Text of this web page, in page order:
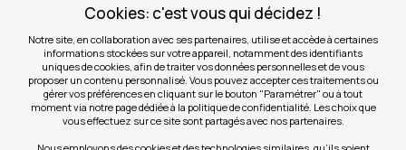
Cookies: c'est vous qui décidez !
Notre site, en collaboration avec ses partenaires, utilise et accède à certaines
informations stockées sur votre appareil, notamment des identifiants
uniques de cookies, afin de traiter vos données personnelles et de vous
proposer un contenu personnalisé. Vous pouvez accepter ces traitements ou
gérer vos préférences en cliquant sur le bouton "Paramétrer" ou à tout
moment via notre page dédiée à la politique de confidentialité. Les choix que
vous effectuez sur ce site sont partagés avec nos partenaires.
S'INSCRIRE AUX OFFRES COMMERCIALES
Inscription
notre
newsletter
Valider